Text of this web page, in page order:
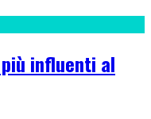
influenti al